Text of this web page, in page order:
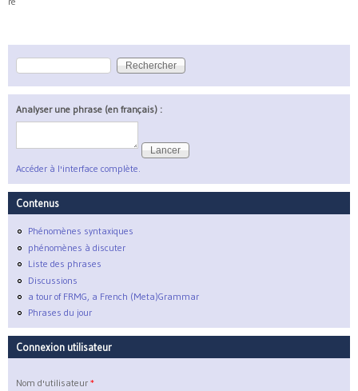
Formulaire de recherche
Rechercher
Analyser une phrase (en français) :
Accéder à l'interface complète.
Contenus
Phénomènes syntaxiques
phénomènes à discuter
Liste des phrases
Discussions
a tour of FRMG, a French (Meta)Grammar
Phrases du jour
Connexion utilisateur
Nom d'utilisateur *